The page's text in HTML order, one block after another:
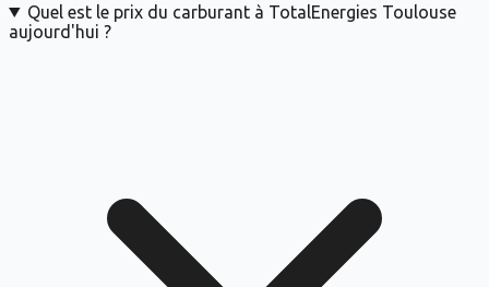
Quel est le prix du carburant à TotalEnergies Toulouse
aujourd'hui ?